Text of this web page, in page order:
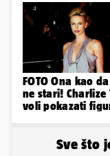
ovako sad izgleda
FOTO Ona kao
ne stari! Charlize
voli pokazati
Sve što